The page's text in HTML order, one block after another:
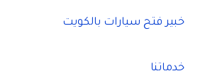
خبير فتح سيارات بالكويت
خدماتنا